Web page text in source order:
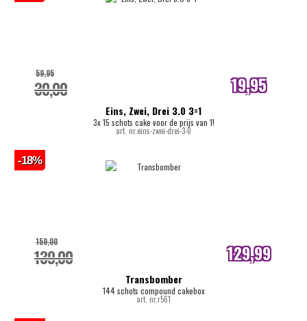
Eins, Zwei, Drei 3.0 3=1
3x 15 schots cake voor de prijs van 1!
art. nr.eins-zwei-drei-3-0
30,00
59,95 19,95
internetprijs
Transbomber
144 schots compound cakebox
art. nr.r561
139,00
159,00 129,99
internetprijs
-18%